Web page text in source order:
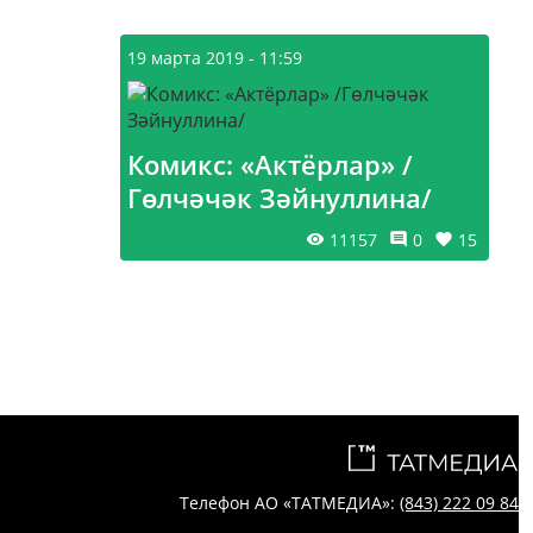
19 марта 2019 - 11:59
Комикс: «Актёрлар» /
Гөлчәчәк Зәйнуллина/
11157 0 15
Телефон АО «ТАТМЕДИА»: (843) 222 09 84